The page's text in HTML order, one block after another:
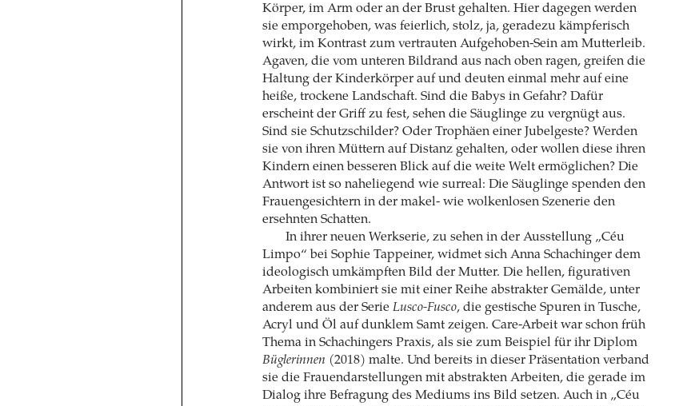
Körper, im Arm oder an der Brust gehalten. Hier dagegen werden
sie emporgehoben, was feierlich, stolz, ja, geradezu kämpferisch
wirkt, im Kontrast zum vertrauten Aufgehoben-Sein am Mutterleib.
Agaven, die vom unteren Bildrand aus nach oben ragen, greifen die
Haltung der Kinderkörper auf und deuten einmal mehr auf eine
heiße, trockene Landschaft. Sind die Babys in Gefahr? Dafür
erscheint der Griff zu fest, sehen die Säuglinge zu vergnügt aus.
Sind sie Schutzschilder? Oder Trophäen einer Jubelgeste? Werden
sie von ihren Müttern auf Distanz gehalten, oder wollen diese ihren
Kindern einen besseren Blick auf die weite Welt ermöglichen? Die
Antwort ist so naheliegend wie surreal: Die Säuglinge spenden den
Frauengesichtern in der makel- wie wolkenlosen Szenerie den
ersehnten Schatten.
In ihrer neuen Werkserie, zu sehen in der Ausstellung „Céu
Limpo“ bei Sophie Tappeiner, widmet sich Anna Schachinger dem
ideologisch umkämpften Bild der Mutter. Die hellen, figurativen
Arbeiten kombiniert sie mit einer Reihe abstrakter Gemälde, unter
anderem aus der Serie Lusco-Fusco, die gestische Spuren in Tusche,
Acryl und Öl auf dunklem Samt zeigen. Care-Arbeit war schon früh
Thema in Schachingers Praxis, als sie zum Beispiel für ihr Diplom
Büglerinnen (2018) malte. Und bereits in dieser Präsentation verband
sie die Frauendarstellungen mit abstrakten Arbeiten, die gerade im
Dialog ihre Befragung des Mediums ins Bild setzen. Auch in „Céu